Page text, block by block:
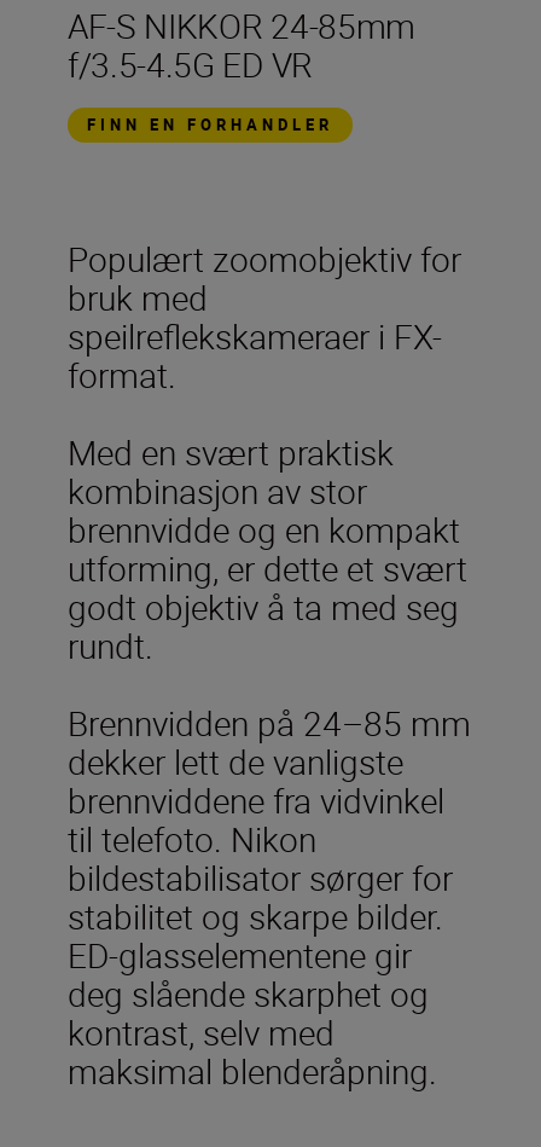
AF-S NIKKOR 24-85mm
f/3.5-4.5G ED VR
FINN EN FORHANDLER
Populært zoomobjektiv for
bruk med
speilreflekskameraer i FX-
format.
Med en svært praktisk
kombinasjon av stor
brennvidde og en kompakt
utforming, er dette et svært
godt objektiv å ta med seg
rundt.
Brennvidden på 24–85 mm
dekker lett de vanligste
brennviddene fra vidvinkel
til telefoto. Nikon
bildestabilisator sørger for
stabilitet og skarpe bilder.
ED-glasselementene gir
deg slående skarphet og
kontrast, selv med
maksimal blenderåpning.